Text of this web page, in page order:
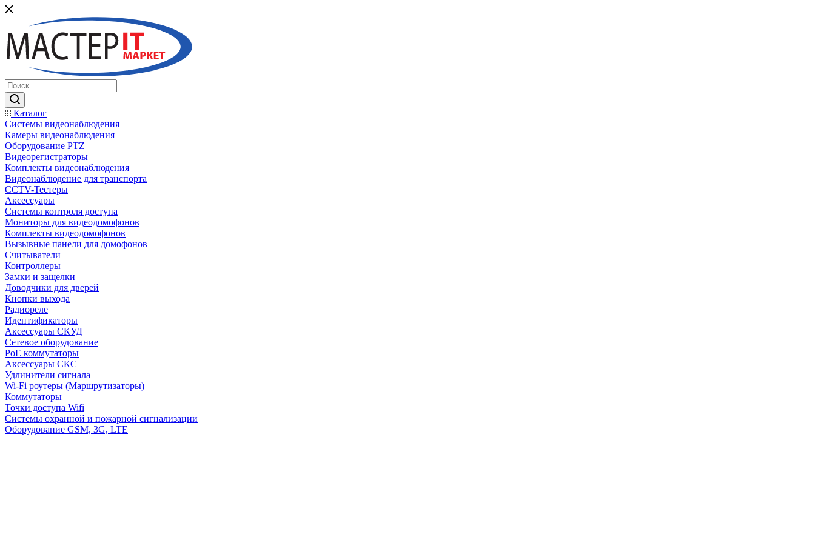
Каталог
Системы видеонаблюдения
Камеры видеонаблюдения
Оборудование PTZ
Видеорегистраторы
Комплекты видеонаблюдения
Видеонаблюдение для транспорта
CCTV-Тестеры
Аксессуары
Системы контроля доступа
Мониторы для видеодомофонов
Комплекты видеодомофонов
Вызывные панели для домофонов
Считыватели
Контроллеры
Замки и защелки
Доводчики для дверей
Кнопки выхода
Радиореле
Идентификаторы
Аксессуары СКУД
Сетевое оборудование
PoE коммутаторы
Аксессуары СКС
Удлинители сигнала
Wi-Fi роутеры (Маршрутизаторы)
Коммутаторы
Точки доступа Wifi
Системы охранной и пожарной сигнализации
Оборудование GSM, 3G, LTE